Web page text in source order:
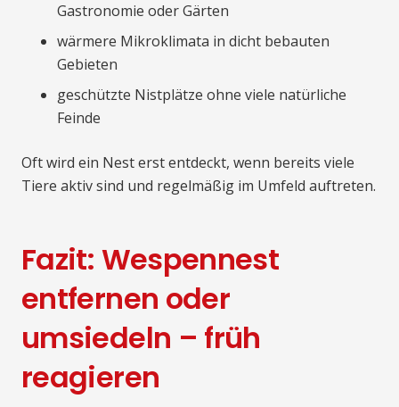
Gastronomie oder Gärten
wärmere Mikroklimata in dicht bebauten
Gebieten
geschützte Nistplätze ohne viele natürliche
Feinde
Oft wird ein Nest erst entdeckt, wenn bereits viele
Tiere aktiv sind und regelmäßig im Umfeld auftreten.
Fazit: Wespennest
entfernen oder
umsiedeln – früh
reagieren